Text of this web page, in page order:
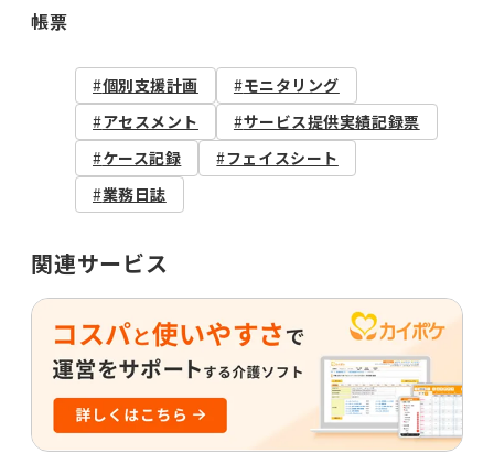
帳票
個別支援計画
モニタリング
アセスメント
サービス提供実績記録票
ケース記録
フェイスシート
業務日誌
関連サービス